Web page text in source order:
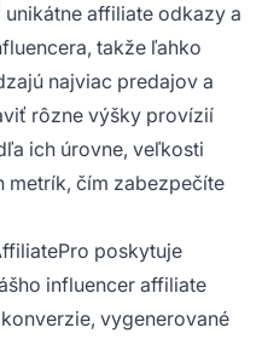
affiliate odkazy a
takže ľahko
najviac predajov a
rôzne výšky provízií
ich úrovne, veľkosti
metrík, čím zabezpečíte
poskytuje
influencer affiliate
vygenerované